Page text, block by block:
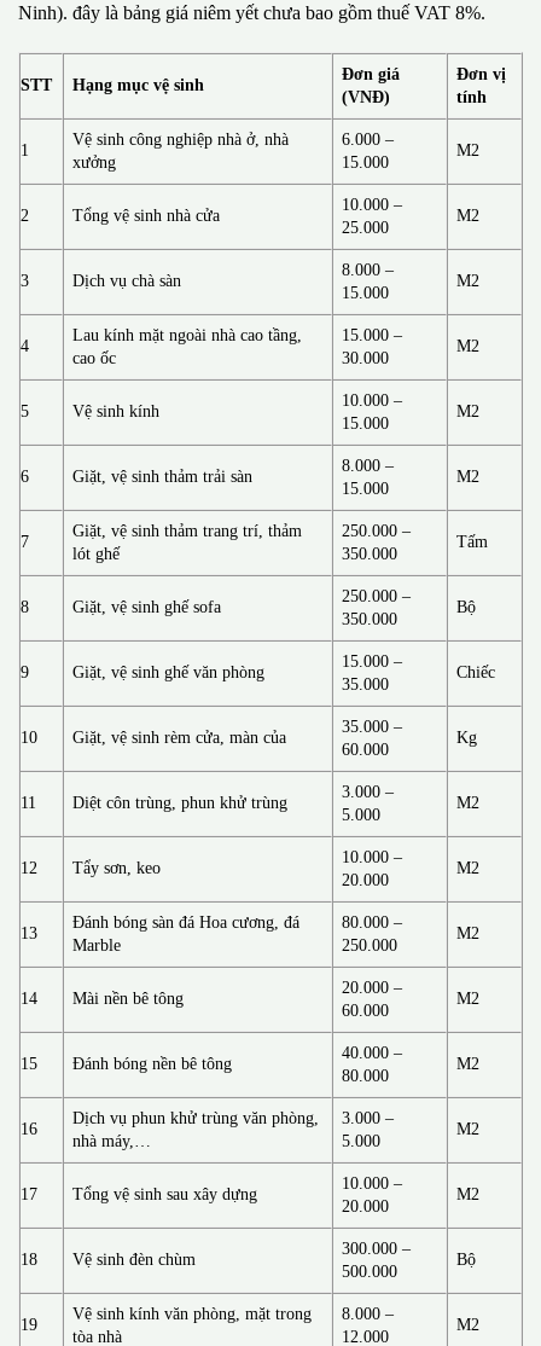
Ninh). đây là bảng giá niêm yết chưa bao gồm thuế VAT 8%.
STT Hạng mục vệ sinh
Đơn giá
(VNĐ)
Đơn vị
tính
1
Vệ sinh công nghiệp nhà ở, nhà
xưởng
6.000 –
15.000
M2
2 Tổng vệ sinh nhà cửa
10.000 –
25.000
M2
3 Dịch vụ chà sàn
8.000 –
15.000
M2
4
Lau kính mặt ngoài nhà cao tầng,
cao ốc
15.000 –
30.000
M2
5 Vệ sinh kính
10.000 –
15.000
M2
6 Giặt, vệ sinh thảm trải sàn
8.000 –
15.000
M2
7
Giặt, vệ sinh thảm trang trí, thảm
lót ghế
250.000 –
350.000
Tấm
8 Giặt, vệ sinh ghế sofa
250.000 –
350.000
Bộ
9 Giặt, vệ sinh ghế văn phòng
15.000 –
35.000
Chiếc
10 Giặt, vệ sinh rèm cửa, màn của
35.000 –
60.000
Kg
11 Diệt côn trùng, phun khử trùng
3.000 –
5.000
M2
12 Tẩy sơn, keo
10.000 –
20.000
M2
13
Đánh bóng sàn đá Hoa cương, đá
Marble
80.000 –
250.000
M2
14 Mài nền bê tông
20.000 –
60.000
M2
15 Đánh bóng nền bê tông
40.000 –
80.000
M2
16
Dịch vụ phun khử trùng văn phòng,
nhà máy,…
3.000 –
5.000
M2
17 Tổng vệ sinh sau xây dựng
10.000 –
20.000
M2
18 Vệ sinh đèn chùm
300.000 –
500.000
Bộ
19
Vệ sinh kính văn phòng, mặt trong
tòa nhà
8.000 –
12.000
M2